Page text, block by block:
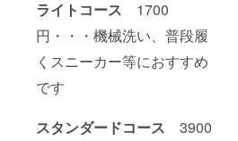
ライトコース 1700
円・・・機械洗い、普段履
くスニーカー等におすすめ
です
スタンダードコース 3900